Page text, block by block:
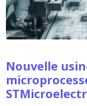
Nouvelle